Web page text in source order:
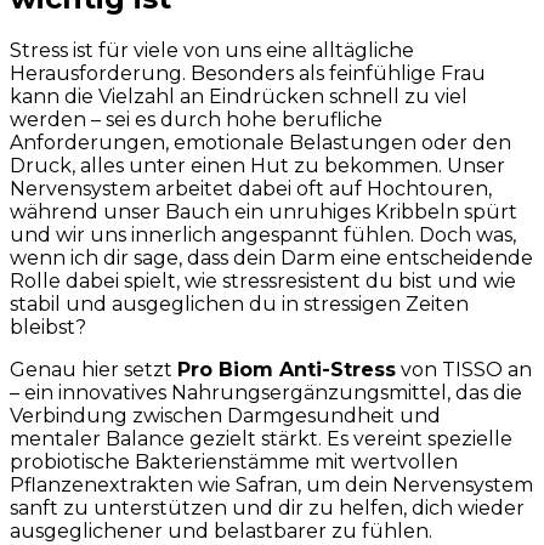
Stress ist für viele von uns eine alltägliche
Herausforderung. Besonders als feinfühlige Frau
kann die Vielzahl an Eindrücken schnell zu viel
werden – sei es durch hohe berufliche
Anforderungen, emotionale Belastungen oder den
Druck, alles unter einen Hut zu bekommen. Unser
Nervensystem arbeitet dabei oft auf Hochtouren,
während unser Bauch ein unruhiges Kribbeln spürt
und wir uns innerlich angespannt fühlen. Doch was,
wenn ich dir sage, dass dein Darm eine entscheidende
Rolle dabei spielt, wie stressresistent du bist und wie
stabil und ausgeglichen du in stressigen Zeiten
bleibst?
Genau hier setzt Pro Biom Anti-Stress von TISSO an
– ein innovatives Nahrungsergänzungsmittel, das die
Verbindung zwischen Darmgesundheit und
mentaler Balance gezielt stärkt. Es vereint spezielle
probiotische Bakterienstämme mit wertvollen
Pflanzenextrakten wie Safran, um dein Nervensystem
sanft zu unterstützen und dir zu helfen, dich wieder
ausgeglichener und belastbarer zu fühlen.